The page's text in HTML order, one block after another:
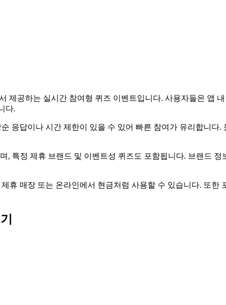
제공하는 실시간 참여형 퀴즈 이벤트입니다. 사용자들은 앱
다.
응답이나 시간 제한이 있을 수 있어 빠른 참여가 유리합니
, 특정 제휴 브랜드 및 이벤트성 퀴즈도 포함됩니다. 브랜드
휴 매장 또는 온라인에서 현금처럼 사용할 수 있습니다. 또